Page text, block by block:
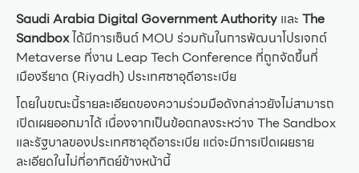
Saudi Arabia Digital Government Authority และ The
Sandboxได้มีการเซ็นต์ MOU ร่วมกันในการพัฒนาโปรเจกต์
Metaverse ที่งาน Leap Tech Conference ที่ถูกจัดขึ้นที่
เมืองรียาด (Riyadh) ประเทศซาอุดีอาระเบีย
โดยในขณะนี้รายละเอียดของความร่วมมือดังกล่าวยังไม่สามารถ
เปิดเผยออกมาได้ เนื่องจากเป็นข้อตกลงระหว่าง The Sandbox
และรัฐบาลของประเทศซาอุดีอาระเบีย แต่จะมีการเปิดเผยราย
ละเอียดในไม่กี่อาทิตย์ข้างหน้านี้